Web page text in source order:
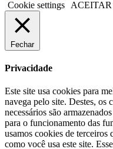
Cookie settings
ACEITAR
Fechar
Privacidade
Este site usa cookies para
navega pelo site. Destes, os
necessários são
para o funcionamento das
usamos cookies de terceiros
como você usa este site.